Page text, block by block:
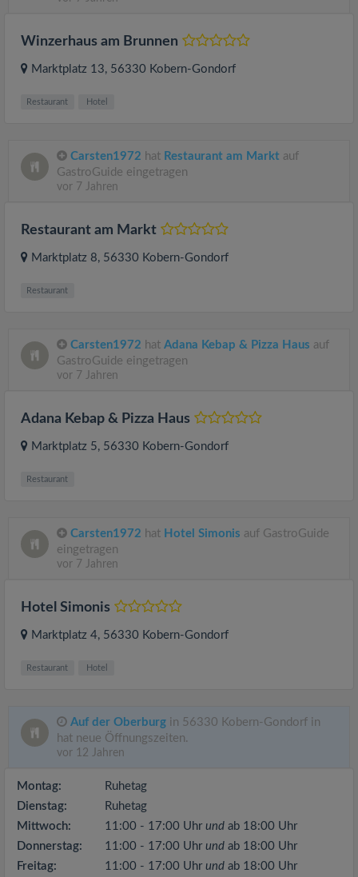
Winzerhaus am Brunnen
Marktplatz 13, 56330 Kobern-Gondorf
Restaurant Hotel
Carsten1972 hat Restaurant am Markt auf
GastroGuide eingetragen
vor 7 Jahren
Restaurant am Markt
Marktplatz 8, 56330 Kobern-Gondorf
Restaurant
Carsten1972 hat Adana Kebap & Pizza Haus auf
GastroGuide eingetragen
vor 7 Jahren
Adana Kebap & Pizza Haus
Marktplatz 5, 56330 Kobern-Gondorf
Restaurant
Carsten1972 hat Hotel Simonis auf GastroGuide
eingetragen
vor 7 Jahren
Hotel Simonis
Marktplatz 4, 56330 Kobern-Gondorf
Restaurant Hotel
Auf der Oberburg in 56330 Kobern-Gondorf in
hat neue Öffnungszeiten.
vor 12 Jahren
Montag:
Ruhetag
Dienstag:
Ruhetag
Mittwoch:
11:00 - 17:00 Uhr und ab 18:00 Uhr
Donnerstag:
11:00 - 17:00 Uhr und ab 18:00 Uhr
Freitag:
11:00 - 17:00 Uhr und ab 18:00 Uhr